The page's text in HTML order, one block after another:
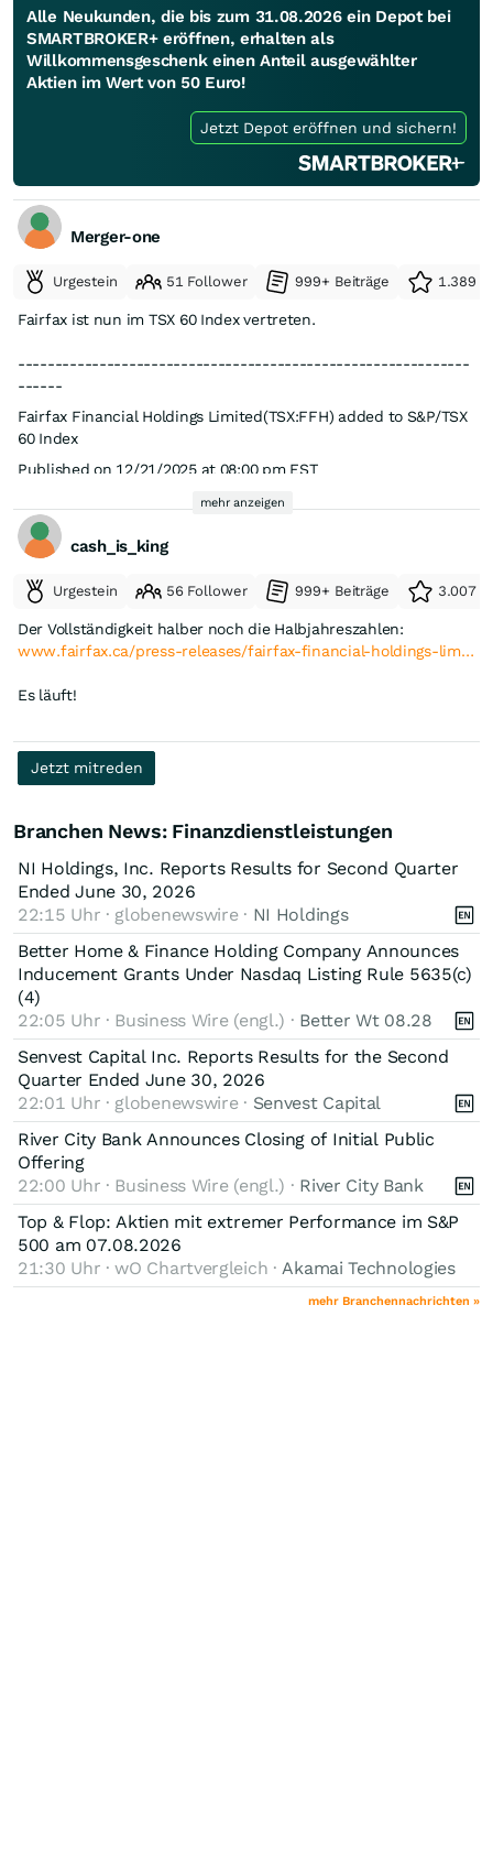
Alle Neukunden, die bis zum 31.08.2026 ein Depot bei
SMARTBROKER+ eröffnen, erhalten als
Willkommensgeschenk einen Anteil ausgewählter
Aktien im Wert von 50 Euro!
Jetzt Depot eröffnen und sichern!
Merger-one
Urgestein 51 Follower 999+ Beiträge 1.389
Fairfax ist nun im TSX 60 Index vertreten.
-------------------------------------------------------------
------
Fairfax Financial Holdings Limited(TSX:FFH) added to S&P/TSX
60 Index
Published on 12/21/2025 at 08:00 pm EST
Fairfax Financial Holdings Limited(TSX:FFH) added to S&P/TSX
60 Index
© S&P Capital IQ - 2025
mehr anzeigen
cash_is_king
Urgestein 56 Follower 999+ Beiträge 3.007
Der Vollständigkeit halber noch die Halbjahreszahlen:
www.fairfax.ca/press-releases/fairfax-financial-holdings-lim…
Es läuft!
Jetzt mitreden
Branchen News: Finanzdienstleistungen
NI Holdings, Inc. Reports Results for Second Quarter
Ended June 30, 2026
22:15 Uhr · globenewswire · NI Holdings
Better Home & Finance Holding Company Announces
Inducement Grants Under Nasdaq Listing Rule 5635(c)
(4)
22:05 Uhr · Business Wire (engl.) · Better Wt 08.28
Senvest Capital Inc. Reports Results for the Second
Quarter Ended June 30, 2026
22:01 Uhr · globenewswire · Senvest Capital
River City Bank Announces Closing of Initial Public
Offering
22:00 Uhr · Business Wire (engl.) · River City Bank
Top & Flop: Aktien mit extremer Performance im S&P
500 am 07.08.2026
21:30 Uhr · wO Chartvergleich · Akamai Technologies
mehr Branchennachrichten »